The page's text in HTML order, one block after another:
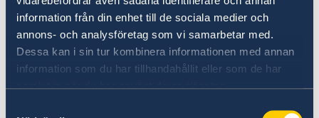
information från din enhet till de sociala medier och
annons- och analysföretag som vi samarbetar med.
Dessa kan i sin tur kombinera informationen med annan
information som du har tillhandahållit eller som de har
samlat in när du har använt deras tjänster.
Om att brevrösta från utlandet - på
Valmyndighetens webbplats
Öppettider för röstmottagning på
andra ambassader och konsulat